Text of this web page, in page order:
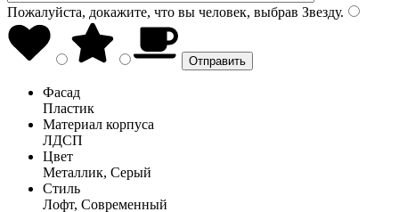
Пожалуйста, докажите, что вы человек, выбрав Звезду.
Фасад
Пластик
Материал корпуса
ЛДСП
Цвет
Металлик, Серый
Стиль
Лофт, Современный